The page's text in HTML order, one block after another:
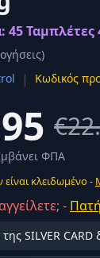
45 Ταμπλέτες
| Κωδικός
ΦΠΑ
κλειδωμένο -
-
SILVER CARD
εδώ